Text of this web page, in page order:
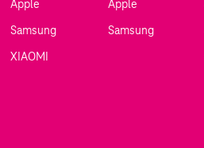
Apple
Samsung
XIAOMI
Apple
Samsung